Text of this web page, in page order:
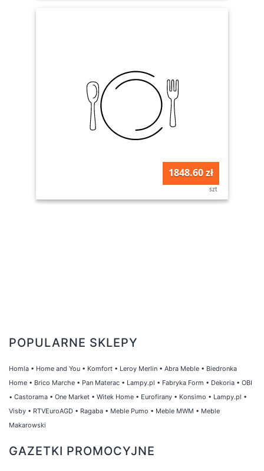
1848.60 zł
szt
POPULARNE SKLEPY
Homla • Home and You • Komfort • Leroy Merlin • Abra Meble • Biedronka
Home • Brico Marche • Pan Materac • Lampy.pl • Fabryka Form • Dekoria • OBI
• Castorama • One Market • Witek Home • Eurofirany • Konsimo • Lampy.pl •
Visby • RTVEuroAGD • Ragaba • Meble Pumo • Meble MWM • Meble
Makarowski
GAZETKI PROMOCYJNE